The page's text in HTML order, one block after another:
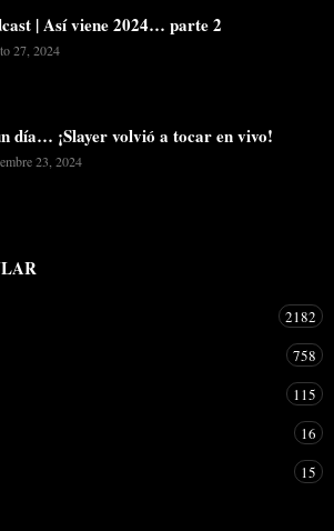
| Así viene 2024… parte 2
27, 2024
día… ¡Slayer volvió a tocar en vivo!
23, 2024
2182
758
115
16
15